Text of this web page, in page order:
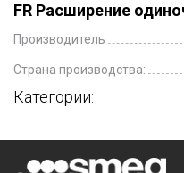
FR Расширение
Производитель
Страна производства:
Категории: